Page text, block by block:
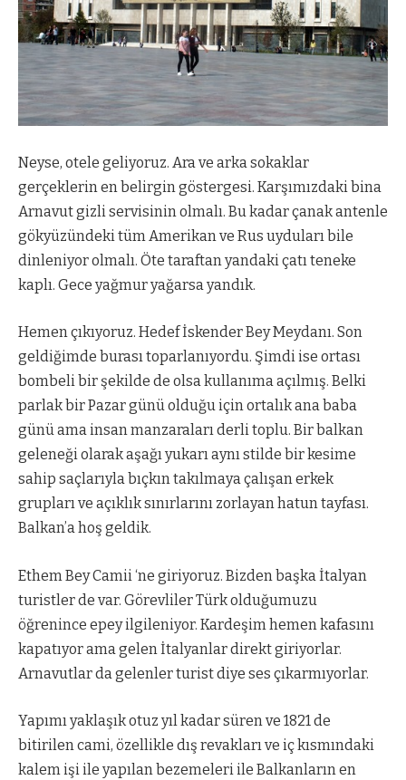
Neyse, otele geliyoruz. Ara ve arka sokaklar
gerçeklerin en belirgin göstergesi. Karşımızdaki bina
Arnavut gizli servisinin olmalı. Bu kadar çanak antenle
gökyüzündeki tüm Amerikan ve Rus uyduları bile
dinleniyor olmalı. Öte taraftan yandaki çatı teneke
kaplı. Gece yağmur yağarsa yandık.
Hemen çıkıyoruz. Hedef İskender Bey Meydanı. Son
geldiğimde burası toparlanıyordu. Şimdi ise ortası
bombeli bir şekilde de olsa kullanıma açılmış. Belki
parlak bir Pazar günü olduğu için ortalık ana baba
günü ama insan manzaraları derli toplu. Bir balkan
geleneği olarak aşağı yukarı aynı stilde bir kesime
sahip saçlarıyla bıçkın takılmaya çalışan erkek
grupları ve açıklık sınırlarını zorlayan hatun tayfası.
Balkan’a hoş geldik.
Ethem Bey Camii ‘ne giriyoruz. Bizden başka İtalyan
turistler de var. Görevliler Türk olduğumuzu
öğrenince epey ilgileniyor. Kardeşim hemen kafasını
kapatıyor ama gelen İtalyanlar direkt giriyorlar.
Arnavutlar da gelenler turist diye ses çıkarmıyorlar.
Yapımı yaklaşık otuz yıl kadar süren ve 1821 de
bitirilen cami, özellikle dış revakları ve iç kısmındaki
kalem işi ile yapılan bezemeleri ile Balkanların en